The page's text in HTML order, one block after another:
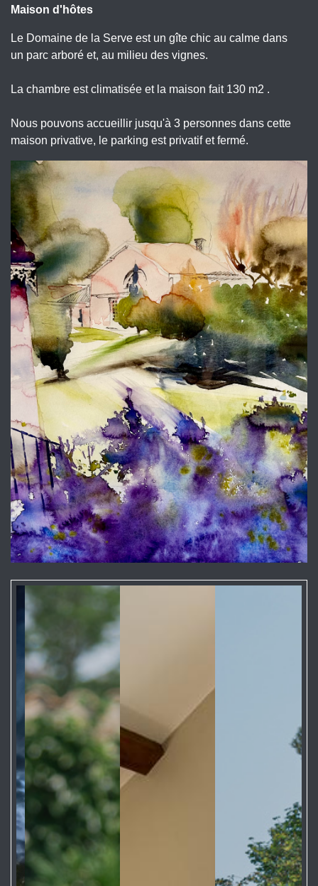
Maison d'hôtes
Le Domaine de la Serve est un gîte chic au calme dans
un parc arboré et, au milieu des vignes.
La chambre est climatisée et la maison fait 130 m2 .
Nous pouvons accueillir jusqu'à 3 personnes dans cette
maison privative, le parking est privatif et fermé.